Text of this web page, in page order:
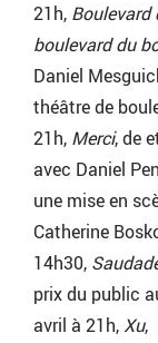
21h, Boulevard
boulevard du
Daniel
théâtre de
21h, Merci, de
avec Daniel
une mise en
Catherine
14h30,
prix du public
avril à 21h,Xu,